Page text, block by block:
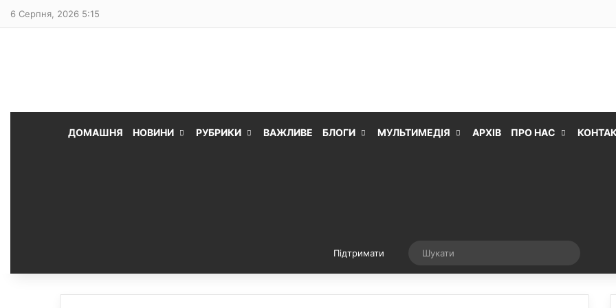
6 Серпня, 2026 5:15
ДОМАШНЯ НОВИНИ РУБРИКИ ВАЖЛИВЕ БЛОГИ МУЛЬТИМЕДІЯ АРХІВ ПРО НАС
Підтримати Випадкова стаття